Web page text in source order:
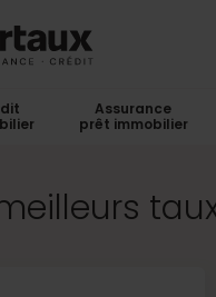
Assurance
prêt immobilier